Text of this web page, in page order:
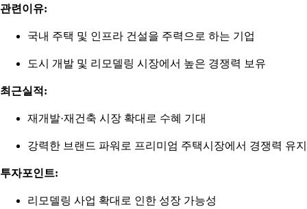
관련이유:
국내 주택 및 인프라 건설을 주력으로 하는 기업
도시 개발 및 리모델링 시장에서 높은 경쟁력 보유
최근실적:
재개발·재건축 시장 확대로 수혜 기대
강력한 브랜드 파워로 프리미엄 주택시장에서 경쟁력 유지
투자포인트:
리모델링 사업 확대로 인한 성장 가능성